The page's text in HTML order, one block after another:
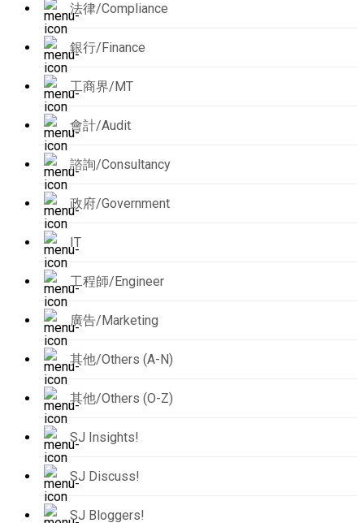
法律/Compliance
銀行/Finance
工商界/MT
會計/Audit
諮詢/Consultancy
政府/Government
IT
工程師/Engineer
廣告/Marketing
其他/Others (A-N)
其他/Others (O-Z)
SJ Insights!
SJ Discuss!
SJ Bloggers!